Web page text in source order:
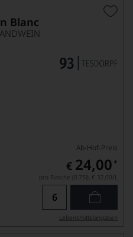
Blanc
Ab-Hof-Preis
€ 24,00 *
pro Flasche (0.75l), € 32,00/L
Lebensmittel­angaben